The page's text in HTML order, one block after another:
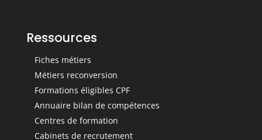
Ressources
Fiches métiers
Métiers reconversion
Formations éligibles CPF
Annuaire bilan de compétences
Centres de formation
Cabinets de recrutement